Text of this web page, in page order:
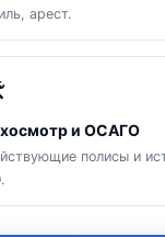
арест.
и ОСАГО
полисы и